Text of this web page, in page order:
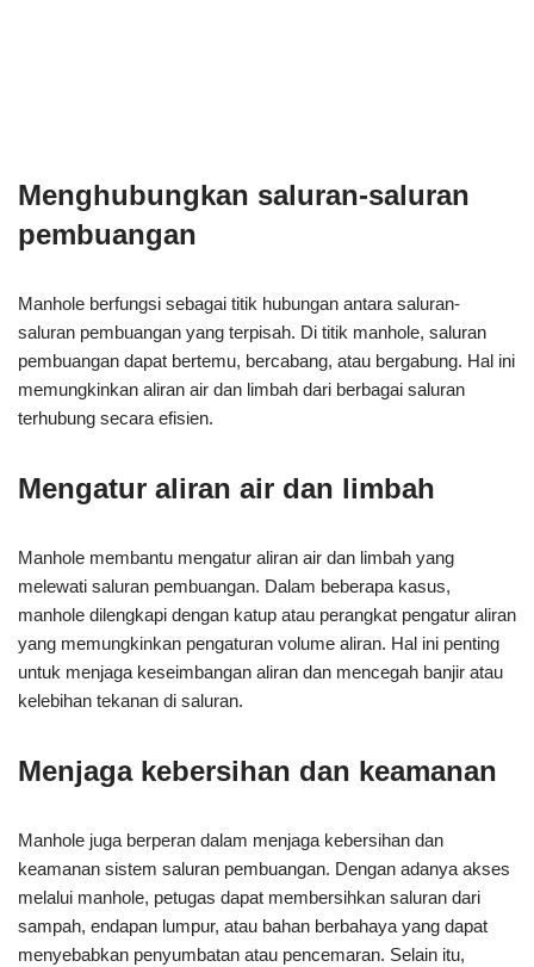
Menghubungkan saluran-saluran
pembuangan
Manhole berfungsi sebagai titik hubungan antara saluran-
saluran pembuangan yang terpisah. Di titik manhole, saluran
pembuangan dapat bertemu, bercabang, atau bergabung. Hal ini
memungkinkan aliran air dan limbah dari berbagai saluran
terhubung secara efisien.
Mengatur aliran air dan limbah
Manhole membantu mengatur aliran air dan limbah yang
melewati saluran pembuangan. Dalam beberapa kasus,
manhole dilengkapi dengan katup atau perangkat pengatur aliran
yang memungkinkan pengaturan volume aliran. Hal ini penting
untuk menjaga keseimbangan aliran dan mencegah banjir atau
kelebihan tekanan di saluran.
Menjaga kebersihan dan keamanan
Manhole juga berperan dalam menjaga kebersihan dan
keamanan sistem saluran pembuangan. Dengan adanya akses
melalui manhole, petugas dapat membersihkan saluran dari
sampah, endapan lumpur, atau bahan berbahaya yang dapat
menyebabkan penyumbatan atau pencemaran. Selain itu,